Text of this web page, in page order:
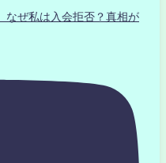
ぜ私は入会拒否？真相が